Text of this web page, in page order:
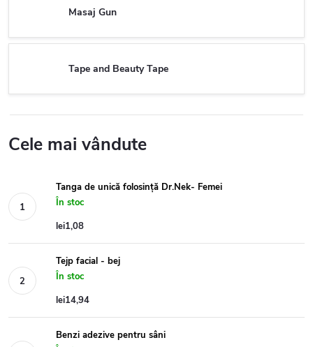
Masaj Gun
Tape and Beauty Tape
Cele mai vândute
Tanga de unică folosință Dr.Nek- Femei
În stoc
lei1,08
Tejp facial - bej
În stoc
lei14,94
Benzi adezive pentru sâni